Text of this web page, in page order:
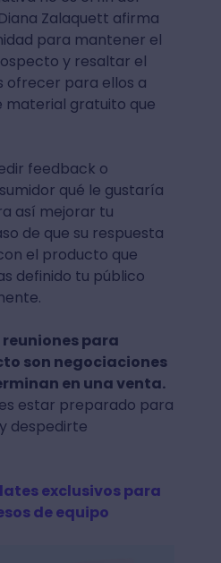
Zalaquett afirma
para mantener el
y resaltar el
ofrecer para ellos a
material gratuito que
feedback o
qué le gustaría
así mejorar tu
de que su respuesta
el producto que
definido tu público
para
son negociaciones
en una venta.
estar preparado para
despedirte
exclusivos para
de equipo